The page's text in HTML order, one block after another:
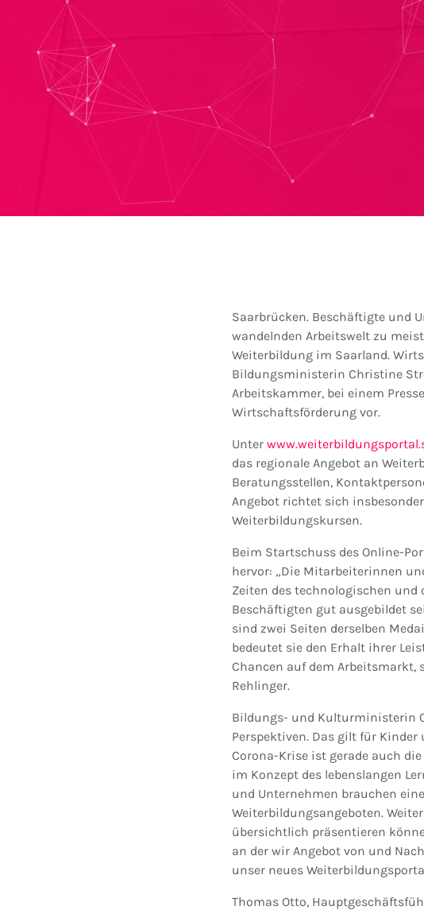
Saarbrücken. Beschäftigte und
wandelnden Arbeitswelt zu
Weiterbildung im Saarland.
Bildungsministerin Christine
Arbeitskammer, bei einem
Wirtschaftsförderung vor.
Unter
das regionale Angebot an
Beratungsstellen,
Angebot richtet sich
Weiterbildungskursen.
Beim Startschuss des Online-
hervor: „Die Mitarbeiterinnen
Zeiten des technologischen
Beschäftigten gut ausgebildet
sind zwei Seiten derselben
bedeutet sie den Erhalt ihrer
Chancen auf dem Arbeitsmarkt,
Rehlinger.
Bildungs- und Kulturministerin
Perspektiven. Das gilt für Kinder
Corona-Krise ist gerade auch
im Konzept des lebenslangen
und Unternehmen brauchen
Weiterbildungsangeboten.
übersichtlich präsentieren
an der wir Angebot von und
unser neues
Thomas Otto,